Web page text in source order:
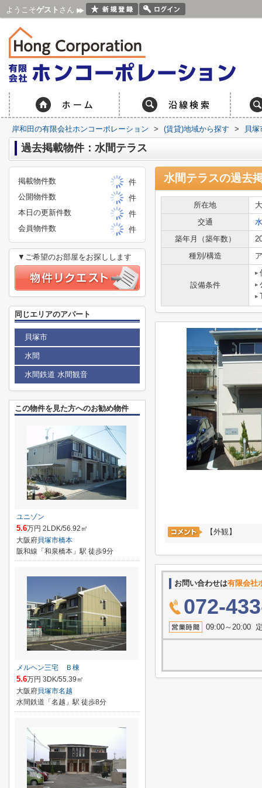
ようこそゲスト さん
岸和田の有限会社ホンコーポレーション > (賃貸)地域から探す > 貝塚
過去掲載物件：水間テラス
水間テラスの過去
所在地
交通
築年月（築年数）
種別/構造
設備条件
【外観】
お問い合わせは有限会社
072-
09:00～20:00
掲載物件数
件
公開物件数
件
本日の更新件数
件
会員物件数
件
▼ご希望のお部屋をお探しします
同じエリアのアパート
貝塚市
水間
水間鉄道 水間観音
この物件を見た方へのお勧め物件
ユニゾン
5.6万円 2LDK/56.92㎡
大阪府貝塚市橋本
阪和線「和泉橋本」駅 徒歩9分
メルヘン三宅 Ｂ棟
5.6万円 3DK/55.39㎡
大阪府貝塚市名越
水間鉄道「名越」駅 徒歩8分